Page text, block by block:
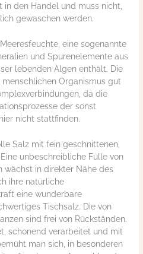
den Handel und muss nicht,
gewaschen werden.
eine sogenannte
und Spurenelemente aus
lebenden Algen enthält. Die
Organismus gut
da die
der sonst
nicht stattfinden.
Salz mit fein geschnittenen,
unbeschreibliche Fülle von
wächst in direkter Nähe des
ihre natürliche
eine wunderbare
Tischsalz. Die von
sind frei von Rückständen.
schonend verarbeitet und mit
man sich, in besonderen